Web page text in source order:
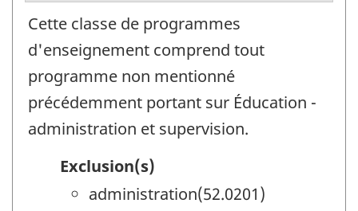
Cette classe de programmes
d'enseignement comprend tout
programme non mentionné
précédemment portant sur Éducation -
administration et supervision.
Exclusion(s)
administration(52.0201)